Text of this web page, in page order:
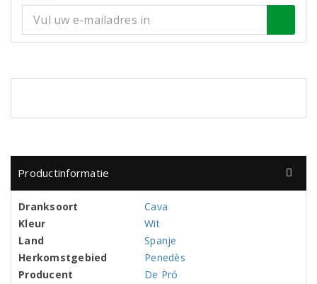
Productinformatie
Dranksoort
Cava
Kleur
Wit
Land
Spanje
Herkomstgebied
Penedès
Producent
De Pró